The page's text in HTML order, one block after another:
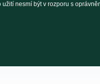
užití nesmí být v rozporu s